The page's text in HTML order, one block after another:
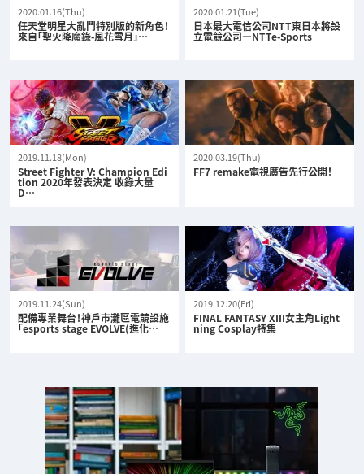
2020.01.16(Thu)
任天堂明星大亂鬥特別版的新角色！
來自「聖火降魔錄-風花雪月」…
2020.01.21(Tue)
日本最大電信公司NTT東日本將設
立電競公司—NTTe-Sports
2019.11.18(Mon)
Street Fighter V: Champion Edi
tion 2020年發表決定 收錄大量
D…
2020.03.19(Thu)
FF7 remake電視廣告先行公開！
2019.11.24(Sun)
配備專業舞台！神戶市灘區電競設施
「esports stage EVOLVE(進化…
2019.12.20(Fri)
FINAL FANTASY XIII女主角Light
ning Cosplay特集